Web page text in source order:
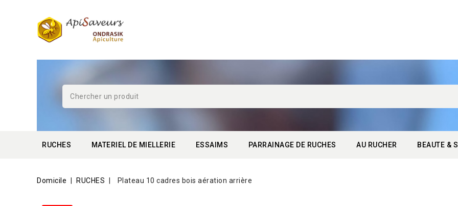
RUCHES MATERIEL DE MIELLERIE ESSAIMS PARRAINAGE DE RUCHES AU RUCHER BEAUTE &
Domicile RUCHES Plateau 10 cadres bois aération arrière